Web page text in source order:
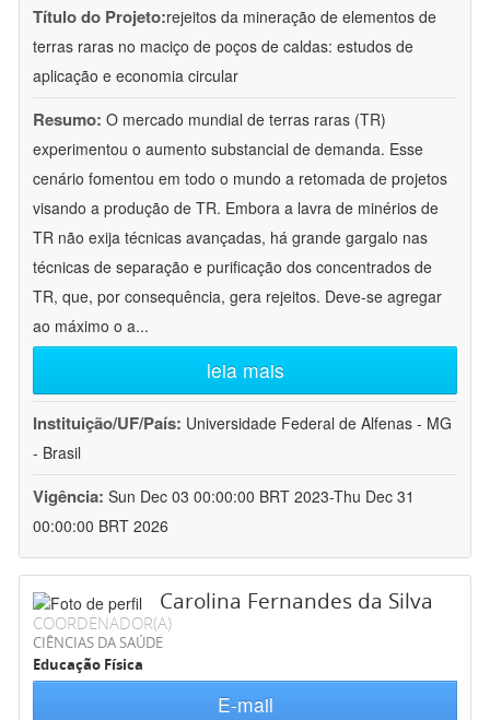
Título do Projeto:rejeitos da mineração de elementos de
terras raras no maciço de poços de caldas: estudos de
aplicação e economia circular
Resumo: O mercado mundial de terras raras (TR)
experimentou o aumento substancial de demanda. Esse
cenário fomentou em todo o mundo a retomada de projetos
visando a produção de TR. Embora a lavra de minérios de
TR não exija técnicas avançadas, há grande gargalo nas
técnicas de separação e purificação dos concentrados de
TR, que, por consequência, gera rejeitos. Deve-se agregar
ao máximo o a...
leia mais
Instituição/UF/País: Universidade Federal de Alfenas - MG
- Brasil
Vigência: Sun Dec 03 00:00:00 BRT 2023-Thu Dec 31
00:00:00 BRT 2026
Carolina Fernandes da Silva
COORDENADOR(A)
CIÊNCIAS DA SAÚDE
Educação Física
E-mail